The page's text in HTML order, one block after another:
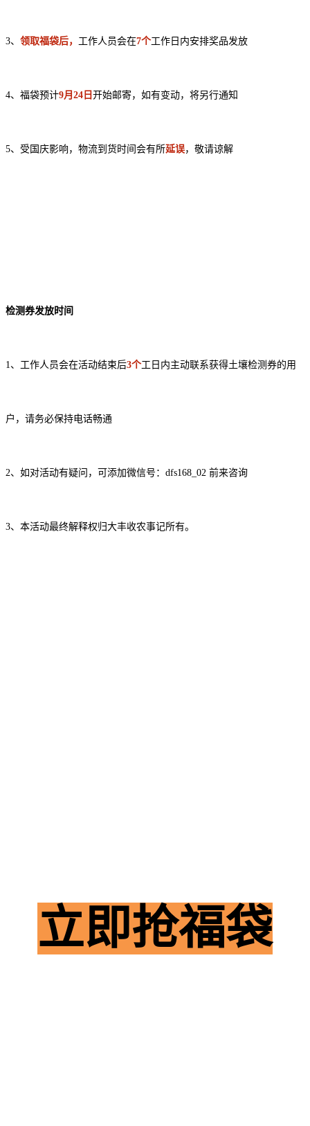
3、 领取福袋后， 工作人员会在7个工作日内安排奖品发放
4、福袋预计9月24日 开始邮寄，如有变动，将另行通知
5、受国庆影响，物流到货时间会有所延误，敬请谅解
检测券发放时间
1、工作人员会在活动结束后3个工日内主动联系获得土壤检测券的用
户，请务必保持电话畅通
2、如对活动有疑问，可添加微信号：dfs168_02 前来咨询
3、本活动最终解释权归大丰收农事记所有。
立即抢福袋